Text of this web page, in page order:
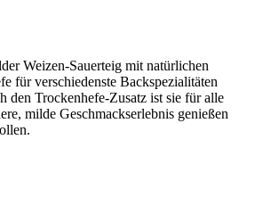
Weizen-Sauerteig mit natürlichen
für verschiedenste Backspezialitäten
den Trockenhefe-Zusatz ist sie für alle
milde Geschmackserlebnis genießen